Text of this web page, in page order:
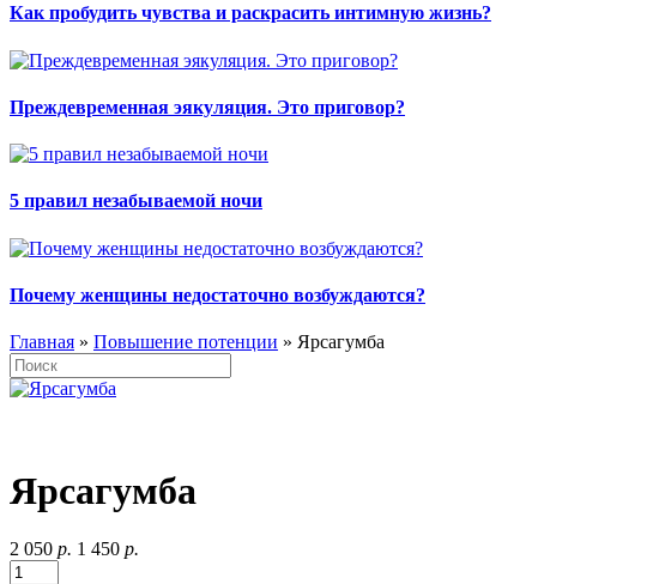
Как пробудить чувства и раскрасить интимную жизнь?
Преждевременная эякуляция. Это приговор?
5 правил незабываемой ночи
Почему женщины недостаточно возбуждаются?
Главная » Повышение потенции » Ярсагумба
Ярсагумба
2 050 р. 1 450 р.